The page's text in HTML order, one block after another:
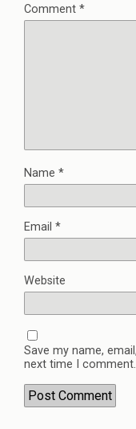
Comment *
Name *
Email *
Website
Save my name,
next time I comment.